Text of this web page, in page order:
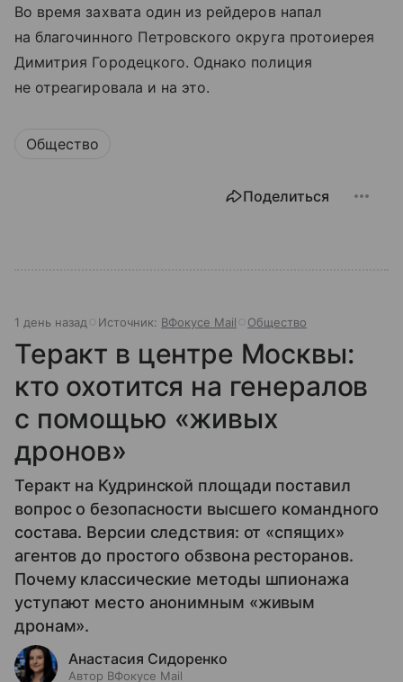
Во время захвата один из рейдеров напал
на благочинного Петровского округа протоиерея
Димитрия Городецкого. Однако полиция
не отреагировала и на это.
Общество
Поделиться
1 день назад Источник: ВФокусе Mail Общество
Теракт в центре Москвы:
кто охотится на генералов
с помощью «живых
дронов»
Теракт на Кудринской площади поставил
вопрос о безопасности высшего командного
состава. Версии следствия: от «спящих»
агентов до простого обзвона ресторанов.
Почему классические методы шпионажа
уступают место анонимным «живым
дронам».
Анастасия Сидоренко
Автор ВФокусе Mail